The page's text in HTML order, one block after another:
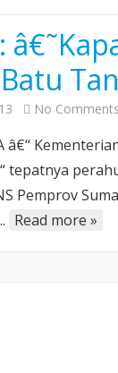
No Comments
â€“
tepatnya
Pemprov
Read more »